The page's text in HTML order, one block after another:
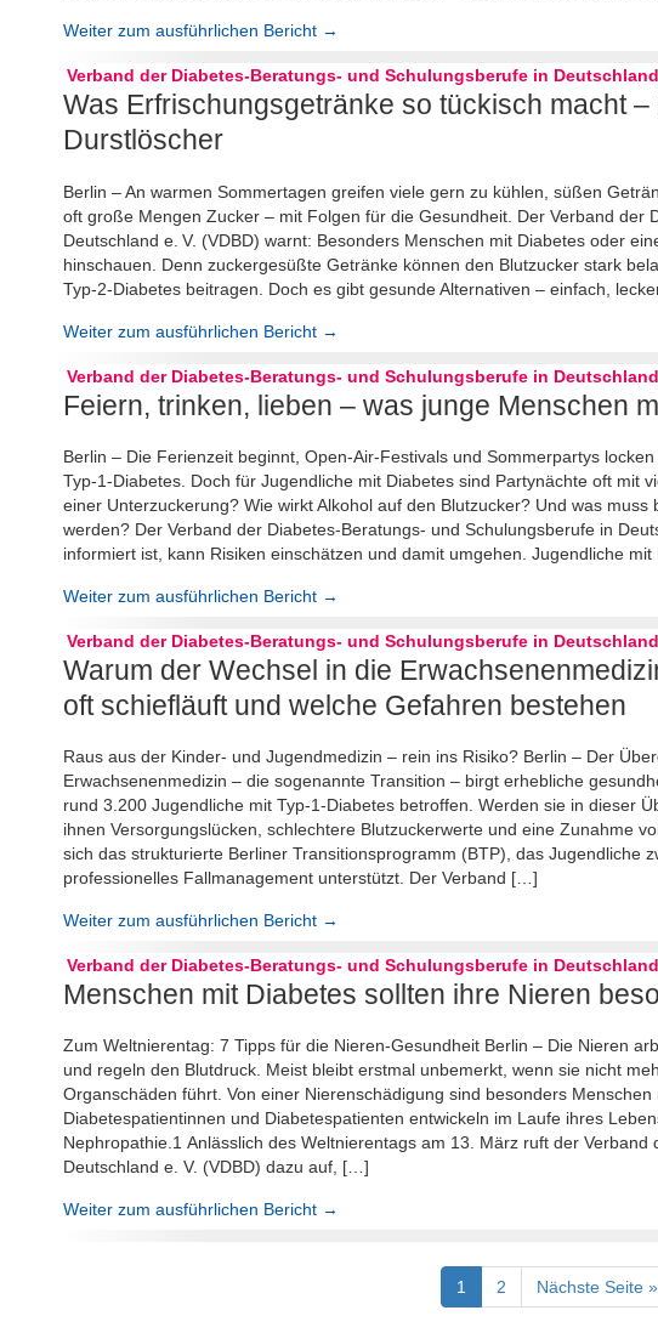
Weiter zum ausführlichen Bericht →
Verband der Diabetes-Beratungs- und Schulungsberufe in Deutschland
Was Erfrischungsgetränke so tückisch macht
Durstlöscher
Berlin – An warmen Sommertagen greifen viele gern zu kühlen, süßen
oft große Mengen Zucker – mit Folgen für die Gesundheit. Der Verband der
Deutschland e. V. (VDBD) warnt: Besonders Menschen mit Diabetes oder
hinschauen. Denn zuckergesüßte Getränke können den Blutzucker stark
Typ-2-Diabetes beitragen. Doch es gibt gesunde Alternativen – einfach,
Weiter zum ausführlichen Bericht →
Verband der Diabetes-Beratungs- und Schulungsberufe in Deutschland
Feiern, trinken, lieben – was junge Menschen
Berlin – Die Ferienzeit beginnt, Open-Air-Festivals und Sommerpartys
Typ-1-Diabetes. Doch für Jugendliche mit Diabetes sind Partynächte oft mit
einer Unterzuckerung? Wie wirkt Alkohol auf den Blutzucker? Und was
werden? Der Verband der Diabetes-Beratungs- und Schulungsberufe in
informiert ist, kann Risiken einschätzen und damit umgehen. Jugendliche
Weiter zum ausführlichen Bericht →
Verband der Diabetes-Beratungs- und Schulungsberufe in Deutschland
Warum der Wechsel in die
oft schiefläuft und welche Gefahren bestehen
Raus aus der Kinder- und Jugendmedizin – rein ins Risiko? Berlin – Der
Erwachsenenmedizin – die sogenannte Transition – birgt erhebliche
rund 3.200 Jugendliche mit Typ-1-Diabetes betroffen. Werden sie in dieser
ihnen Versorgungslücken, schlechtere Blutzuckerwerte und eine Zunahme
sich das strukturierte Berliner Transitionsprogramm (BTP), das Jugendliche
professionelles Fallmanagement unterstützt. Der Verband […]
Weiter zum ausführlichen Bericht →
Verband der Diabetes-Beratungs- und Schulungsberufe in Deutschland
Menschen mit Diabetes sollten ihre Nieren
Zum Weltnierentag: 7 Tipps für die Nieren-Gesundheit Berlin – Die Nieren
und regeln den Blutdruck. Meist bleibt erstmal unbemerkt, wenn sie nicht
Organschäden führt. Von einer Nierenschädigung sind besonders
Diabetespatientinnen und Diabetespatienten entwickeln im Laufe ihres
Nephropathie.1 Anlässlich des Weltnierentags am 13. März ruft der
Deutschland e. V. (VDBD) dazu auf, […]
Weiter zum ausführlichen Bericht →
1 2 Nächste Seite »